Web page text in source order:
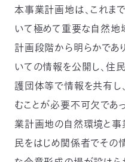
本事業計画地は、これま
いて極めて重要な自然地
計画段階から明らかであ
いての情報を公開し、住
護団体等で情報を共有し
むことが必要不可欠であ
業計画地の自然環境と事
民をはじめ関係者でその